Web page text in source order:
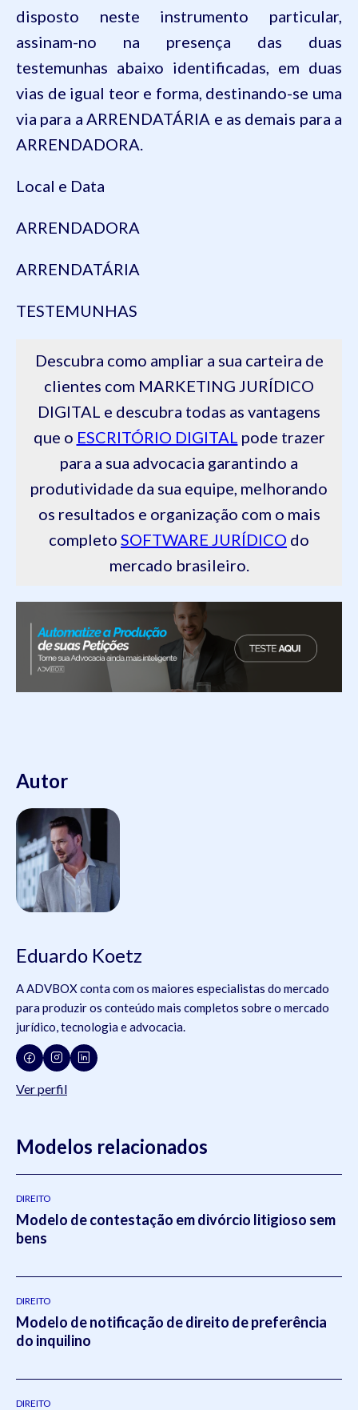
disposto neste instrumento particular,
assinam-no na presença das duas
testemunhas abaixo identificadas, em duas
vias de igual teor e forma, destinando-se uma
via para a ARRENDATÁRIA e as demais para a
ARRENDADORA.
Local e Data
ARRENDADORA
ARRENDATÁRIA
TESTEMUNHAS
Descubra como ampliar a sua carteira de
clientes com MARKETING JURÍDICO
DIGITAL e descubra todas as vantagens
que o ESCRITÓRIO DIGITAL pode trazer
para a sua advocacia garantindo a
produtividade da sua equipe, melhorando
os resultados e organização com o mais
completo SOFTWARE JURÍDICO do
mercado brasileiro.
Autor
Eduardo Koetz
A ADVBOX conta com os maiores especialistas do mercado
para produzir os conteúdo mais completos sobre o mercado
jurídico, tecnologia e advocacia.
Ver perfil
Modelos relacionados
DIREITO
Modelo de contestação em divórcio litigioso sem
bens
DIREITO
Modelo de notificação de direito de preferência
do inquilino
DIREITO